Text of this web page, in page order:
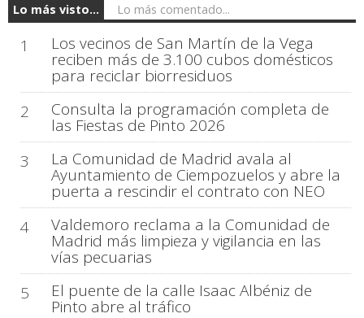
Lo más visto... Lo más comentado...
1 Los vecinos de San Martín de la Vega
reciben más de 3.100 cubos domésticos
para reciclar biorresiduos
2
Consulta la programación completa de
las Fiestas de Pinto 2026
3
La Comunidad de Madrid avala al
Ayuntamiento de Ciempozuelos y abre la
puerta a rescindir el contrato con NEO
4
Valdemoro reclama a la Comunidad de
Madrid más limpieza y vigilancia en las
vías pecuarias
5
El puente de la calle Isaac Albéniz de
Pinto abre al tráfico